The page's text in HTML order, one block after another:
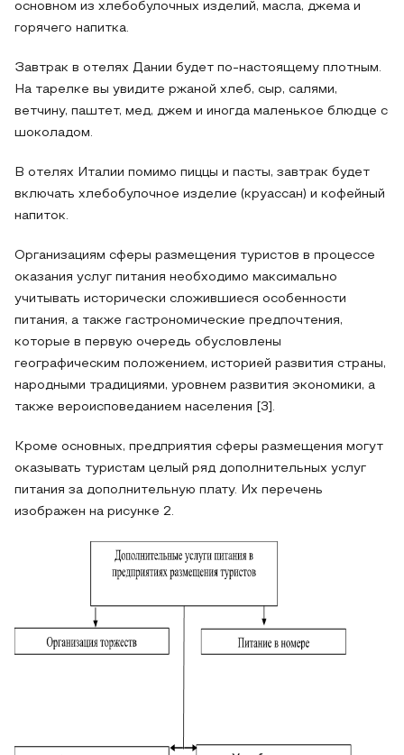
основном из хлебобулочных изделий, масла, джема и
горячего напитка.
Завтрак в отелях Дании будет по-настоящему плотным.
На тарелке вы увидите ржаной хлеб, сыр, салями,
ветчину, паштет, мед, джем и иногда маленькое блюдце с
шоколадом.
В отелях Италии помимо пиццы и пасты, завтрак будет
включать хлебобулочное изделие (круассан) и кофейный
напиток.
Организациям сферы размещения туристов в процессе
оказания услуг питания необходимо максимально
учитывать исторически сложившиеся особенности
питания, а также гастрономические предпочтения,
которые в первую очередь обусловлены
географическим положением, историей развития страны,
народными традициями, уровнем развития экономики, а
также вероисповеданием населения [3].
Кроме основных, предприятия сферы размещения могут
оказывать туристам целый ряд дополнительных услуг
питания за дополнительную плату. Их перечень
изображен на рисунке 2.